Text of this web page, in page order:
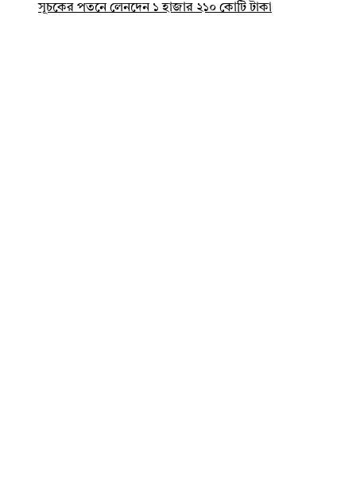
সূচকের পতনে লেনদেন ১ হাজার ২১০ কোটি টাকা